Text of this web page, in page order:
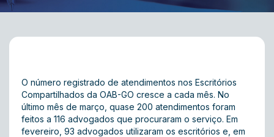
O número registrado de atendimentos nos Escritórios
Compartilhados da OAB-GO cresce a cada mês. No
último mês de março, quase 200 atendimentos foram
feitos a 116 advogados que procuraram o serviço. Em
fevereiro, 93 advogados utilizaram os escritórios e, em